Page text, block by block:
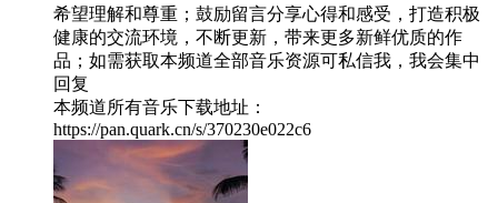
希望理解和尊重；鼓励留言分享心得和感受，打造积极
健康的交流环境，不断更新，带来更多新鲜优质的作
品；如需获取本频道全部音乐资源可私信我，我会集中
回复
本频道所有音乐下载地址：
https://pan.quark.cn/s/370230e022c6